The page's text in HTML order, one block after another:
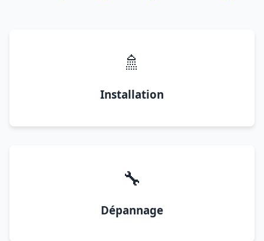
🚿
Installation
🔧
Dépannage